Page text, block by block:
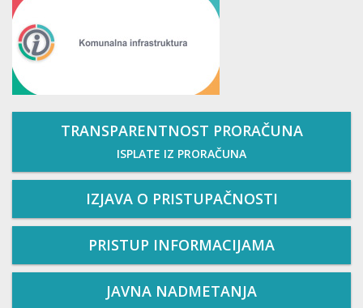
TRANSPARENTNOST PRORAČUNA
ISPLATE IZ PRORAČUNA
IZJAVA O PRISTUPAČNOSTI
PRISTUP INFORMACIJAMA
JAVNA NADMETANJA